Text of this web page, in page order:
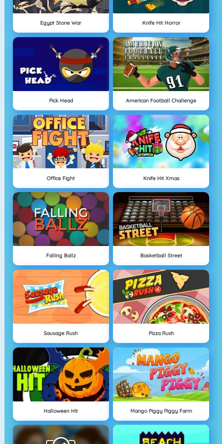
Egypt Stone War Knife Hit Horror
Pick Head American Football Challenge
Office Fight Knife Hit Xmas
Falling Ballz Basketball Street
Sausage Rush Pizza Rush
Halloween Hit Mango Piggy Piggy Farm